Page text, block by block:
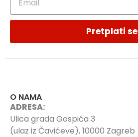
Pretplati se
O NAMA
ADRESA:
Ulica grada Gospića 3
(ulaz iz Čavićeve), 10000 Zagreb